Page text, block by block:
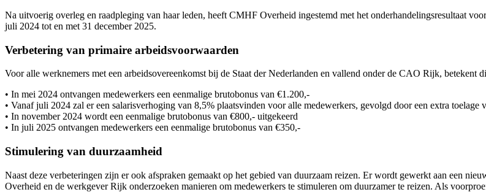
Na uitvoerig overleg en raadpleging van haar leden, heeft CMHF Overheid ingestemd met het onderhandelingsresultaat
juli 2024 tot en met 31 december 2025.
Verbetering van primaire arbeidsvoorwaarden
Voor alle werknemers met een arbeidsovereenkomst bij de Staat der Nederlanden en vallend onder de CAO Rijk, betekent
• In mei 2024 ontvangen medewerkers een eenmalige brutobonus van €1.200,-
• Vanaf juli 2024 zal er een salarisverhoging van 8,5% plaatsvinden voor alle medewerkers, gevolgd door een extra toelage
• In november 2024 wordt een eenmalige brutobonus van €800,- uitgekeerd
• In juli 2025 ontvangen medewerkers een eenmalige brutobonus van €350,-
Stimulering van duurzaamheid
Naast deze verbeteringen zijn er ook afspraken gemaakt op het gebied van duurzaam reizen. Er wordt gewerkt aan een
Overheid en de werkgever Rijk onderzoeken manieren om medewerkers te stimuleren om duurzamer te reizen. Als